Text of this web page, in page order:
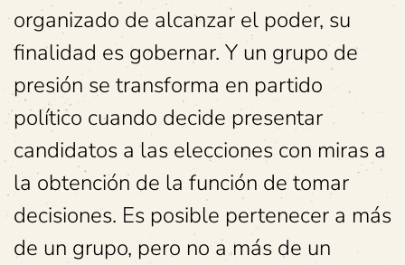
organizado de alcanzar el poder, su
finalidad es gobernar. Y un grupo de
presión se transforma en partido
político cuando decide presentar
candidatos a las elecciones con miras a
la obtención de la función de tomar
decisiones. Es posible pertenecer a más
de un grupo, pero no a más de un